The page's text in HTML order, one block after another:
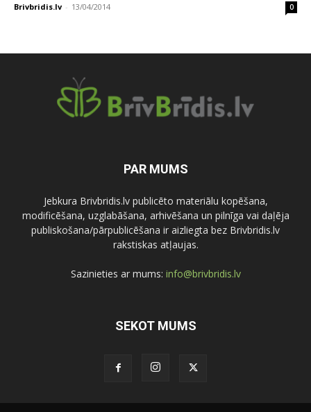
Brivbridis.lv - 13/04/2014 0
PAR MUMS
Jebkura Brivbridis.lv publicēto materiālu kopēšana,
modificēšana, uzglabāšana, arhivēšana un pilnīga vai daļēja
publiskošana/pārpublicēšana ir aizliegta bez Brivbridis.lv
rakstiskas atļaujas.
Sazinieties ar mums: info@brivbridis.lv
SEKOT MUMS